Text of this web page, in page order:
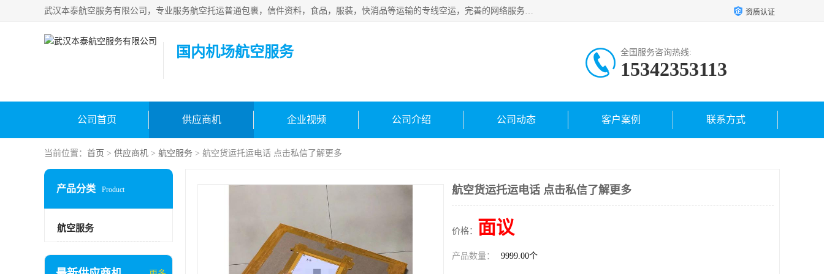
武汉本泰航空服务有限公司，专业服务航空托运普通包裹，信件资料，食品，服装，快消品等运输的专线空运，完善的网络服务确保为客户提供准确、*、安全的“门对门”服务，本着“诚信为本、精诚合作”的服务宗旨.“以安全运输为保障，以运价合理要求市场”的经营理念。武汉机场货运、武汉航空物流、武汉空运、武汉天河国际机场东方、南方、国际航空、机场空运业务覆盖国内二三线机场城市，如：武汉-敦煌、武汉-柳州等 资质认证
国内机场航空服务 全国服务咨询热线:
15342353113
公司首页 供应商机 企业视频 公司介绍 公司动态 客户案例 联系方式
当前位置： 首页 > 供应商机 > 航空服务 > 航空货运托运电话 点击私信了解更多
产品分类 Product
航空服务
航空货运托运电话 点击私信了解更多
价格： 面议
产品数量： 9999.00个